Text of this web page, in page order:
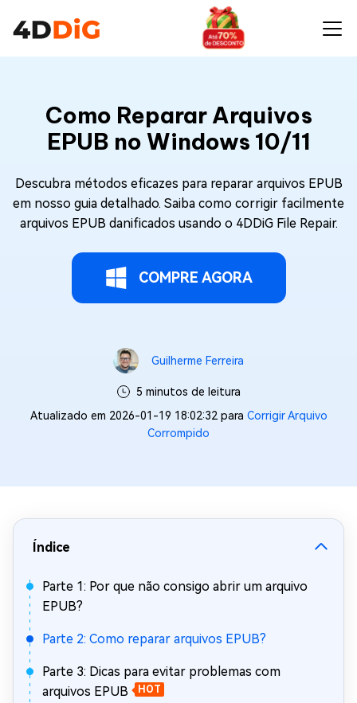
Como Reparar Arquivos
EPUB no Windows 10/11
Descubra métodos eficazes para reparar arquivos EPUB
em nosso guia detalhado. Saiba como corrigir facilmente
arquivos EPUB danificados usando o 4DDiG File Repair.
COMPRE AGORA
Guilherme Ferreira
5 minutos de leitura
Atualizado em 2026-01-19 18:02:32 para Corrigir Arquivo
Corrompido
Índice
Parte 1: Por que não consigo abrir um arquivo
EPUB?
Parte 2: Como reparar arquivos EPUB?
Parte 3: Dicas para evitar problemas com
arquivos EPUB
HOT